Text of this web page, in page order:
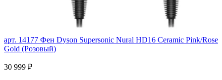
арт. 14177 Фен Dyson Supersonic Nural HD16 Ceramic Pink/Rose
Gold (Розовый)
30 999 ₽